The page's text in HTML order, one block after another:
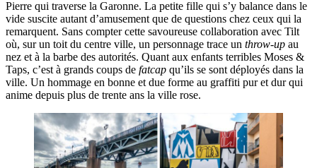
Pierre qui traverse la Garonne. La petite fille qui s’y balance dans le
vide suscite autant d’amusement que de questions chez ceux qui la
remarquent. Sans compter cette savoureuse collaboration avec Tilt
où, sur un toit du centre ville, un personnage trace un throw-up au
nez et à la barbe des autorités. Quant aux enfants terribles Moses &
Taps, c’est à grands coups de fatcap qu’ils se sont déployés dans la
ville. Un hommage en bonne et due forme au graffiti pur et dur qui
anime depuis plus de trente ans la ville rose.